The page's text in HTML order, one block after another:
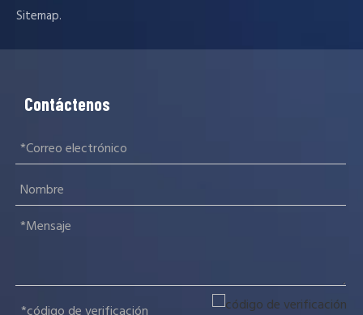
Sitemap.
Contáctenos